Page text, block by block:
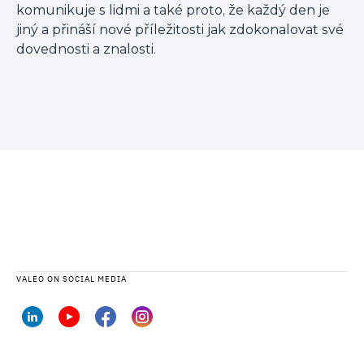
komunikuje s lidmi a také proto, že každý den je
jiný a přináší nové příležitosti jak zdokonalovat své
dovednosti a znalosti.
VALEO ON SOCIAL MEDIA